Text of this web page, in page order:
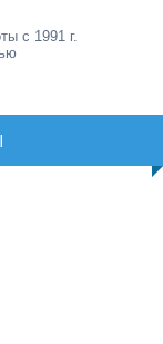
с 1991 г.